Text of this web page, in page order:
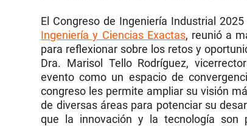
El Congreso de Ingeniería Industrial
Ingeniería y Ciencias Exactas, reunió a
para reflexionar sobre los retos y
Dra. Marisol Tello Rodríguez,
evento como un espacio de
congreso les permite ampliar su visión
de diversas áreas para potenciar su
que la innovación y la tecnología son